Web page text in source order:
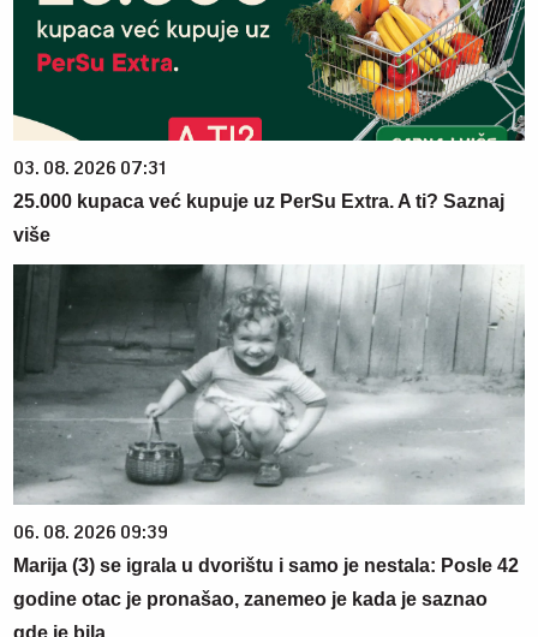
03. 08. 2026 07:31
25.000 kupaca već kupuje uz PerSu Extra. A ti? Saznaj
više
06. 08. 2026 09:39
Marija (3) se igrala u dvorištu i samo je nestala: Posle 42
godine otac je pronašao, zanemeo je kada je saznao
gde je bila